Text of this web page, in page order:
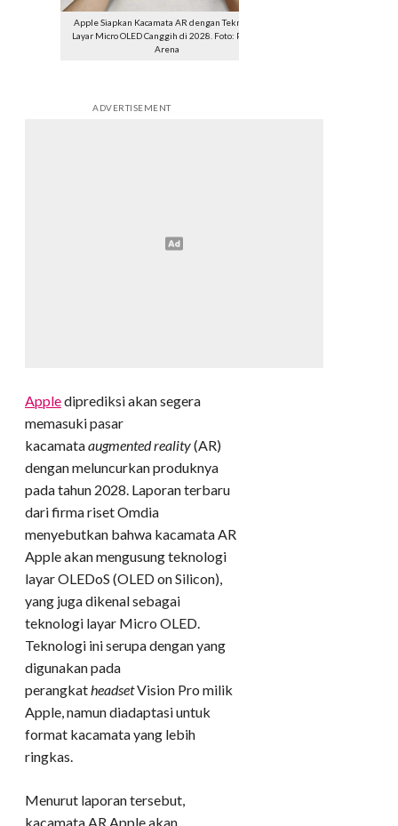
Apple Siapkan Kacamata AR dengan Teknologi
Layar Micro OLED Canggih di 2028. Foto: Phone
Arena
ADVERTISEMENT
Applediprediksi akan segera
memasuki pasar
kacamataaugmented reality(AR)
dengan meluncurkan produknya
pada tahun 2028. Laporan terbaru
dari firma riset Omdia
menyebutkan bahwa kacamata AR
Apple akan mengusung teknologi
layar OLEDoS (OLED on Silicon),
yang juga dikenal sebagai
teknologi layar Micro OLED.
Teknologi ini serupa dengan yang
digunakan pada
perangkatheadsetVision Pro milik
Apple, namun diadaptasi untuk
format kacamata yang lebih
ringkas.
Menurut laporan tersebut,
kacamata AR Apple akan